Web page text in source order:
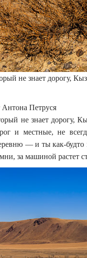
не знает дорогу,
Петруся
не знает дорогу,
и местные, не
— и ты как-
за машиной растет